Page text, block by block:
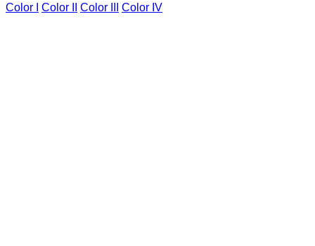
Color I
Color II Color III Color IV